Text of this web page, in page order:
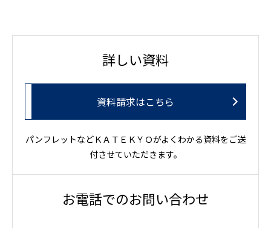
詳しい資料
資料請求はこちら
パンフレットなどＫＡＴＥＫＹＯがよくわかる資料をご送
付させていただきます。
お電話でのお問い合わせ